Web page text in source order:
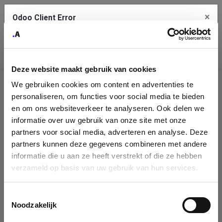
Deze website maakt gebruik van cookies
We gebruiken cookies om content en advertenties te
personaliseren, om functies voor social media te bieden
en om ons websiteverkeer te analyseren. Ook delen we
informatie over uw gebruik van onze site met onze
partners voor social media, adverteren en analyse. Deze
partners kunnen deze gegevens combineren met andere
informatie die u aan ze heeft verstrekt of die ze hebben
verzameld op basis van uw gebruik van hun services.
Noodzakelijk
Company
Identification
Please fill in your company details
You can search a company in our database by name, VAT or
enterprise ID. When a company is selected it will auto-complete the
form. If you don't find your company in our database, you can create
Odoo Client Error ×
service.
See details
Ok